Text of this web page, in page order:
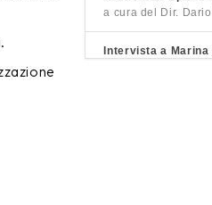
a cura del Dir.
Intervista a Marina